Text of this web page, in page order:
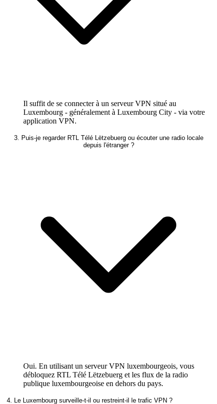
Il suffit de se connecter à un serveur VPN situé au
Luxembourg - généralement à Luxembourg City - via votre
application VPN.
3. Puis-je regarder RTL Télé Lëtzebuerg ou écouter une radio locale
depuis l'étranger ?
Oui. En utilisant un serveur VPN luxembourgeois, vous
débloquez RTL Télé Lëtzebuerg et les flux de la radio
publique luxembourgeoise en dehors du pays.
4. Le Luxembourg surveille-t-il ou restreint-il le trafic VPN ?